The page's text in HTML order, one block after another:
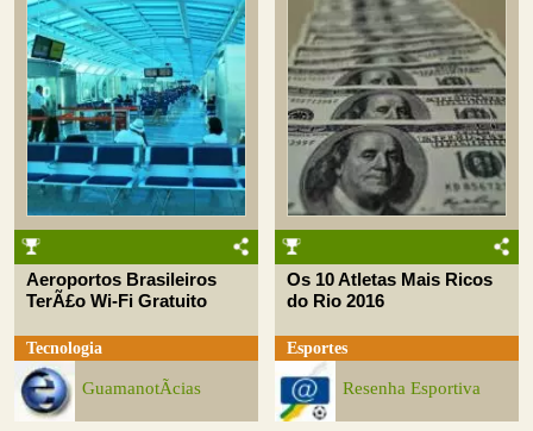
Aeroportos Brasileiros
TerÃ£o Wi-Fi Gratuito
Tecnologia
GuamanotÃ­cias
Os 10 Atletas Mais Ricos
do Rio 2016
Esportes
Resenha Esportiva